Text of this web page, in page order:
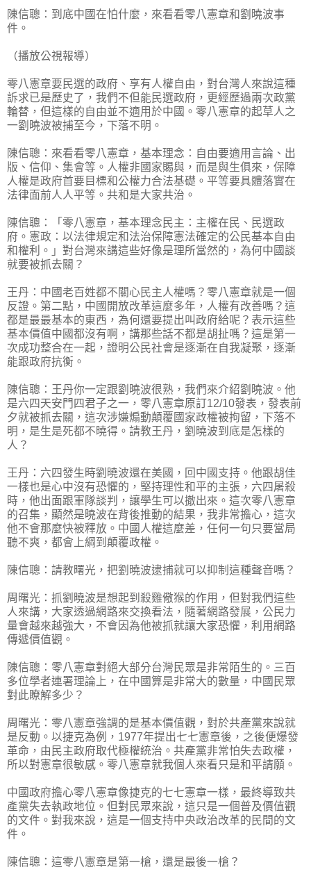
陳信聰：到底中國在怕什麼，來看看零八憲章和劉曉波事
件。
（播放公視報導）
零八憲章要民選的政府、享有人權自由，對台灣人來說這種
訴求已是歷史了，我們不但能民選政府，更經歷過兩次政黨
輪替，但這樣的自由並不適用於中國。零八憲章的起草人之
一劉曉波被捕至今，下落不明。
陳信聰：來看看零八憲章，基本理念：自由要適用言論、出
版、信仰、集會等。人權非國家賜與，而是與生俱來，保障
人權是政府首要目標和公權力合法基礎。平等要具體落實在
法律面前人人平等。共和是大家共治。
陳信聰：「零八憲章，基本理念民主：主權在民、民選政
府。憲政：以法律規定和法治保障憲法確定的公民基本自由
和權利。」對台灣來講這些好像是理所當然的，為何中國談
就要被抓去關？
王丹：中國老百姓都不關心民主人權嗎？零八憲章就是一個
反證。第二點，中國開放改革這麼多年，人權有改善嗎？這
都是最最基本的東西，為何還要提出叫政府給呢？表示這些
基本價值中國都沒有啊，講那些話不都是胡扯嗎？這是第一
次成功整合在一起，證明公民社會是逐漸在自我凝聚，逐漸
能跟政府抗衡。
陳信聰：王丹你一定跟劉曉波很熟，我們來介紹劉曉波。他
是六四天安門四君子之一，零八憲章原訂12/10發表，發表前
夕就被抓去關，這次涉嫌煽動顛覆國家政權被拘留，下落不
明，是生是死都不曉得。請教王丹，劉曉波到底是怎樣的
人？
王丹：六四發生時劉曉波還在美國，回中國支持。他跟胡佳
一樣也是心中沒有恐懼的，堅持理性和平的主張，六四屠殺
時，他出面跟軍隊談判，讓學生可以撤出來。這次零八憲章
的召集，顯然是曉波在背後推動的結果，我非常擔心，這次
他不會那麼快被釋放。中國人權這麼差，任何一句只要當局
聽不爽，都會上綱到顛覆政權。
陳信聰：請教曙光，把劉曉波逮捕就可以抑制這種聲音嗎？
周曙光：抓劉曉波是想起到殺雞儆猴的作用，但對我們這些
人來講，大家透過網路來交換看法，隨著網路發展，公民力
量會越來越強大，不會因為他被抓就讓大家恐懼，利用網路
傳遞價值觀。
陳信聰：零八憲章對絕大部分台灣民眾是非常陌生的。三百
多位學者連署理論上，在中國算是非常大的數量，中國民眾
對此瞭解多少？
周曙光：零八憲章強調的是基本價值觀，對於共產黨來說就
是反動。以捷克為例，1977年提出七七憲章後，之後便爆發
革命，由民主政府取代極權統治。共產黨非常怕失去政權，
所以對憲章很敏感。零八憲章就我個人來看只是和平請願。
中國政府擔心零八憲章像捷克的七七憲章一樣，最終導致共
產黨失去執政地位。但對民眾來說，這只是一個普及價值觀
的文件。對我來說，這是一個支持中央政治改革的民間的文
件。
陳信聰：這零八憲章是第一槍，還是最後一槍？